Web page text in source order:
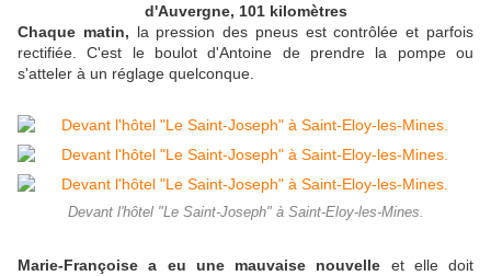
d'Auvergne, 101 kilomètres
Chaque matin, la pression des pneus est contrôlée et parfois
rectifiée. C'est le boulot d'Antoine de prendre la pompe ou
s'atteler à un réglage quelconque.
Devant l'hôtel "Le Saint-Joseph" à Saint-Eloy-les-Mines.
Marie-Françoise a eu une mauvaise nouvelle et elle doit